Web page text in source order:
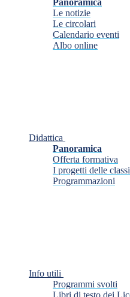
Panoramica
Le notizie
Le circolari
Calendario eventi
Albo online
Didattica
Panoramica
Offerta formativa
I progetti delle classi
Programmazioni
Info utili
Programmi svolti